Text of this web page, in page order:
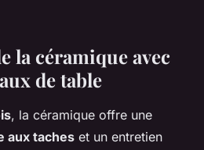
la céramique avec
de table
, la céramique offre une
aux taches et un entretien